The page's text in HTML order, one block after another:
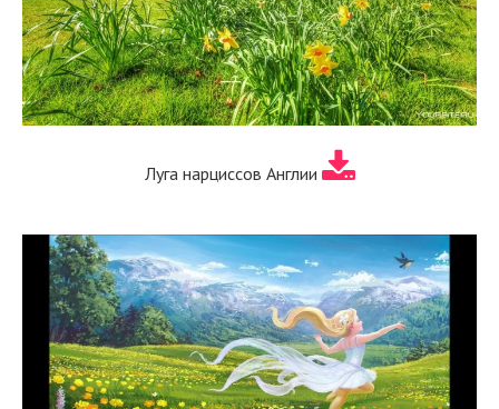
Луга нарциссов Англии